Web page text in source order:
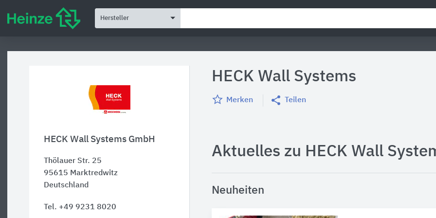
Hersteller
HECK Wall Systems GmbH
Thölauer Str. 25
95615 Marktredwitz
Deutschland
Tel. +49 9231 8020
HECK Wall Systems
Merken Teilen
Aktuelles zu HECK Wall
Neuheiten